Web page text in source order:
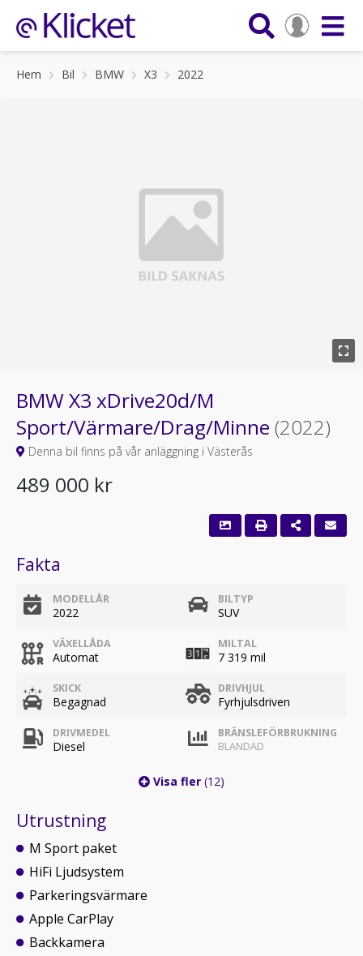
Hem Bil BMW X3 2022
BMW X3 xDrive20d/M
Sport/Värmare/Drag/Minne (2022)
Denna bil finns på vår anläggning i Västerås
489 000 kr
Fakta
MODELLÅR
2022
BILTYP
SUV
VÄXELLÅDA
Automat
MILTAL
7 319 mil
SKICK
Begagnad
DRIVHJUL
Fyrhjulsdriven
DRIVMEDEL
Diesel
BRÄNSLEFÖRBRUKNING
BLANDAD
Visa fler (12)
Utrustning
M Sport paket
HiFi Ljudsystem
Parkeringsvärmare
Apple CarPlay
Backkamera